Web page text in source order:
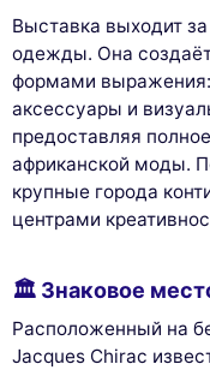
Выставка выходит
одежды. Она
формами выражения:
аксессуары и
предоставляя
африканской моды.
крупные города
центрами
🏛️ Знаковое
Расположенный на
Jacques Chirac